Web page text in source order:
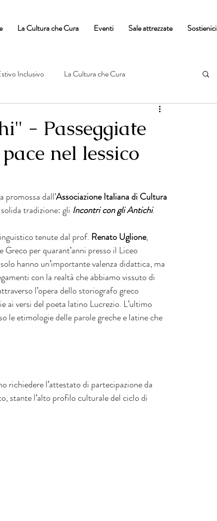
La Cultura che Cura Eventi Sale attrezzate Sostienici
Inclusivo La Cultura che Cura
- Passeggiate
nel lessico
promossa dall’Associazione Italiana di Cultura
tradizione: gli Incontri con gli Antichi.
tenute dal prof. Renato Uglione,
per quarant’anni presso il Liceo
hanno un’importante valenza didattica, ma
con la realtà che abbiamo vissuto di
l’opera dello storiografo greco
ai versi del poeta latino Lucrezio. L’ultimo
le etimologie delle parole greche e latine che
richiedere l’attestato di partecipazione da
stante l’alto profilo culturale del ciclo di